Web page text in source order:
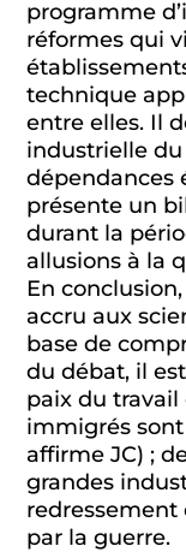
programme
réformes qui
technique
entre elles. Il
industrielle
dépendances
présente un
durant la
allusions à la
En
accru aux
base de
du débat, il
paix du travail
immigrés sont
affirme JC) ;
grandes
redressement
par la guerre.